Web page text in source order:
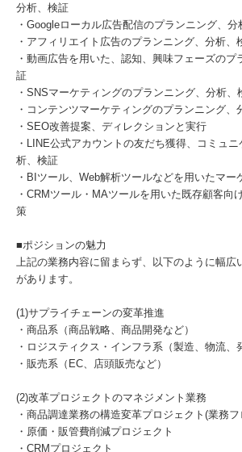
分析、検証
・Googleローカル広告配信のプランニング、分
・アフィリエイト広告のプランニング、分析、
・動画広告を用いた、認知、興味フェーズのプ
証
・SNSマーケティングのプランニング、分析、
・コンテンツマーケティングのプランニング、
・SEO改善提案、ディレクションと実行
・LINE公式アカウントの友だち獲得、コミュ
析、検証
・BIツール、Web解析ツールなどを用いたマー
・CRMツール・MAツールを用いた既存顧客向
策
■ポジションの魅力
上記の業務内容に留まらず、以下のように幅広
があります。
(1)サプライチェーンの変革推進
・商品系（商品戦略、商品開発など）
・ロジスティクス・インフラ系（製造、物流、
・販売系（EC、店頭販売など）
(2)改革プロジェクトのマネジメント業務
・商品調達業務の構造変革プロジェクト(業務
・原価・販管費削減プロジェクト
・CRMプロジェクト